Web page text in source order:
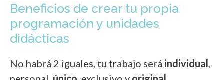
Beneficios de crear tu propia
programación y unidades
didácticas
No habrá 2 iguales, tu trabajo será individual,